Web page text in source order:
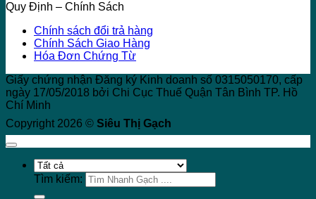
Quy Định – Chính Sách
Chính sách đổi trả hàng
Chính Sách Giao Hàng
Hóa Đơn Chứng Từ
Giấy chứng nhận Đăng ký Kinh doanh số 0315050170, cấp
ngày 17/05/2018 bởi Chi Cục Thuế Quận Tân Bình TP. Hồ
Chí Minh
Copyright 2026 © Siêu Thị Gạch
Tìm kiếm: